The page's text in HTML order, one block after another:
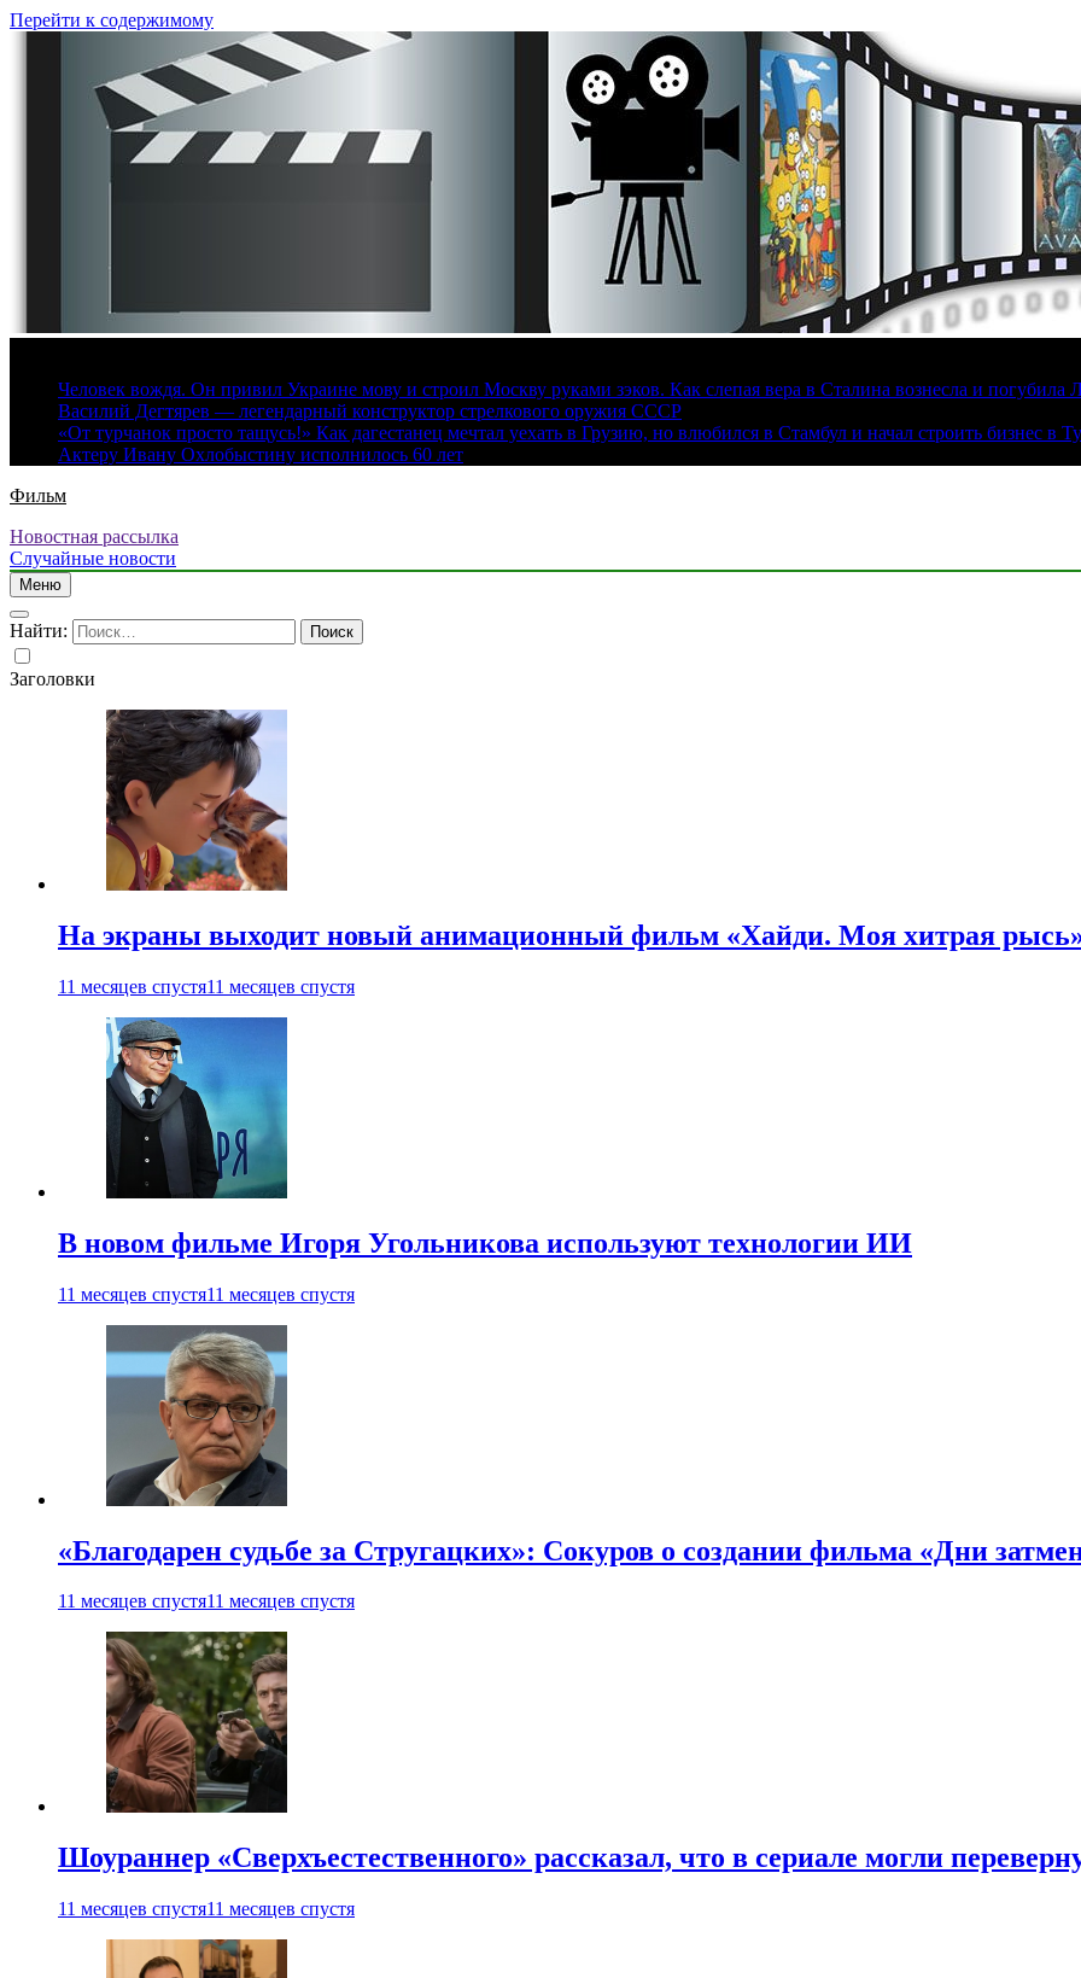
Перейти к содержимому
Человек вождя. Он привил Украине мову и строил Москву руками зэков. Как слепая вера в Сталина вознесла и погубила
Василий Дегтярев — легендарный конструктор стрелкового оружия СССР
«От турчанок просто тащусь!» Как дагестанец мечтал уехать в Грузию, но влюбился в Стамбул и начал строить бизнес в
Актеру Ивану Охлобыстину исполнилось 60 лет
Фильм
Новостная рассылка
Случайные новости
Меню
Найти:
Заголовки
На экраны выходит новый анимационный фильм «Хайди. Моя хитрая
11 месяцев спустя11 месяцев спустя
В новом фильме Игоря Угольникова используют технологии ИИ
11 месяцев спустя11 месяцев спустя
«Благодарен судьбе за Стругацких»: Сокуров о создании фильма «Дни
11 месяцев спустя11 месяцев спустя
Шоураннер «Сверхъестественного» рассказал, что в сериале могли
11 месяцев спустя11 месяцев спустя